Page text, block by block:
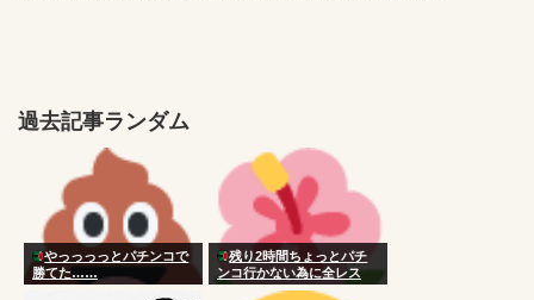
過去記事ランダム
やっっっっとパチンコで
勝てた……
残り2時間ちょっとパチ
ンコ行かない為に全レス